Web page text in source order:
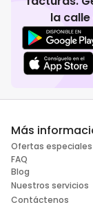
la calle
Más
Ofertas especiales
FAQ
Blog
Nuestros servicios
Contáctenos